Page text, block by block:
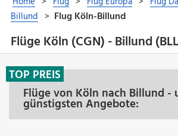
Flüge Köln (CGN) - Billund
Flüge von Köln nach Billund -
günstigsten Angebote:
TOP PREIS